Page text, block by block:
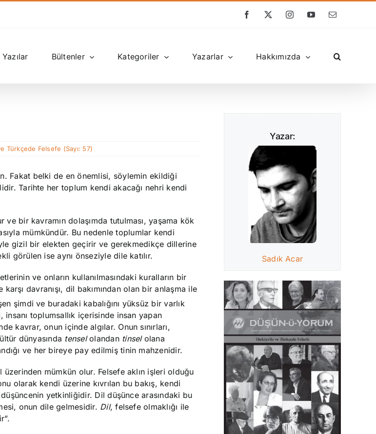
Facebook
X InstagramYouTube
E-
Yazılar Bültenler Kategoriler Yazarlar Hakkımızda
Türkçede Felsefe (Sayı: 57)
Fakat belki de en önemlisi, söylemin ekildiği
Tarihte her toplum kendi akacağı nehri kendi
ve bir kavramın dolaşımda tutulması, yaşama kök
mümkündür. Bu nedenle toplumlar kendi
gizil bir elekten geçirir ve gerekmedikçe dillerine
görülen ise aynı önseziyle dile katılır.
ve onların kullanılmasındaki kuralların bir
davranışı, dil bakımından olan bir anlaşma ile
şimdi ve buradaki kabalığını yüksüz bir varlık
insanı toplumsallık içerisinde insan yapan
kavrar, onun içinde algılar. Onun sınırları,
dünyasında tenselolandan tinselolana
ve her bireye pay edilmiş tinin mahzenidir.
üzerinden mümkün olur. Felsefe aklın işleri olduğu
olarak kendi üzerine kıvrılan bu bakış, kendi
yetkinliğidir. Dil düşünce arasındaki bu
onun dile gelmesidir. Dil, felsefe olmaklığı ile
Yazar:
Sadık Acar